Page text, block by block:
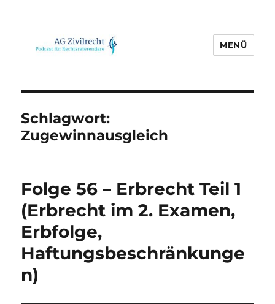
MENÜ
Schlagwort:
Zugewinnausgleich
Folge 56 – Erbrecht Teil 1
(Erbrecht im 2. Examen,
Erbfolge,
Haftungsbeschränkunge
n)